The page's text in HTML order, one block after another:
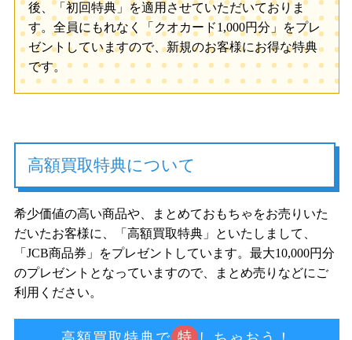
後、「初回特典」を適用させていただいておりま
す。全員にもれなく「クオカード1,000円分」をプレ
ゼントしていますので、新規のお客様にお得な特典
です。
高額買取特典について
希少価値の高い商品や、まとめておもちゃをお売りいた
だいたお客様に、「高額買取特典」といたしまして、
「JCB商品券」をプレゼントしています。最大10,000円分
のプレゼントとなっていますので、まとめ売りなどにご
利用ください。
特